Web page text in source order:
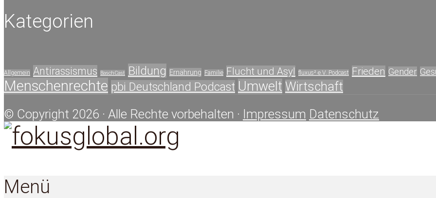
Kategorien
Allgemein Antirassismus BaschCast Bildung Ernährung Familie Flucht und Asyl fluxus² e.V. Podcast Frieden Gender
Menschenrechte pbi Deutschland Podcast Umwelt Wirtschaft
© Copyright 2026 · Alle Rechte vorbehalten · Impressum Datenschutz
Menü